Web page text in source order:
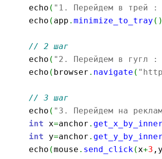
			echo
( "1. Перейдем в трей :
			echo
( app . minimize_to_tray ( )
// 2 шаг
			echo
( "2. Перейдем в гугл :
			echo
( browser . navigate (
// 3 шаг
			echo
( "3. Перейдем на
int x=anchor .
int y=anchor .
			echo
(mouse . send_click(x+3 ,y